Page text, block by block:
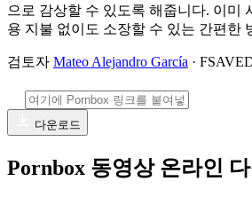
으로 감상할 수 있도록 해줍니다. 이미
용 지불 없이도 소장할 수 있는 간편한
검토자 Mateo Alejandro García ·
다운로드
Pornbox 동영상 온라인